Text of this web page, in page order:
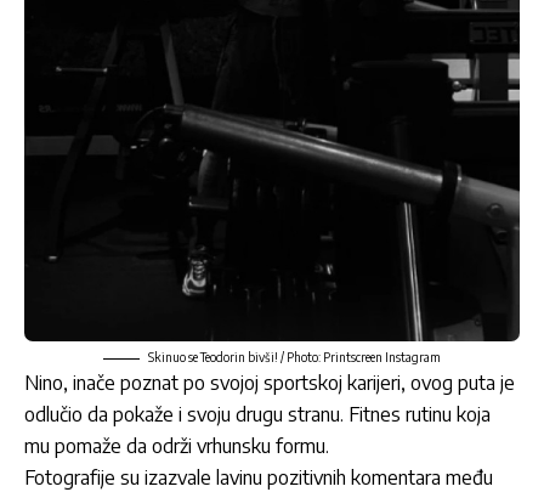
Skinuo se Teodorin bivši! / Photo: Printscreen Instagram
Nino, inače poznat po svojoj sportskoj karijeri, ovog puta je
odlučio da pokaže i svoju drugu stranu. Fitnes rutinu koja
mu pomaže da održi vrhunsku formu.
Fotografije su izazvale lavinu pozitivnih komentara među